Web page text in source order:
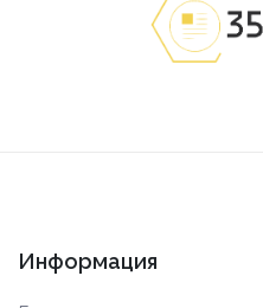
Информация